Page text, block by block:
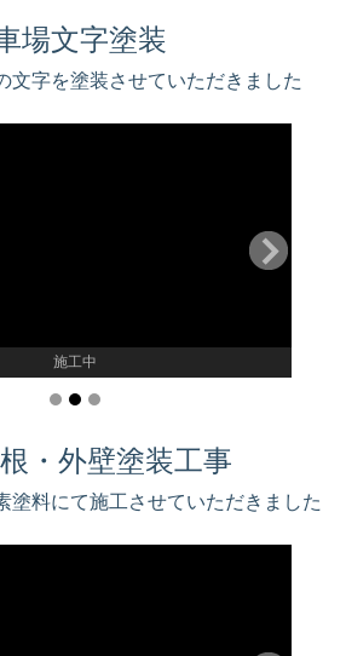
場文字塗装
文字を塗装させていただきました
施工中
・外壁塗装工事
塗料にて施工させていただきました